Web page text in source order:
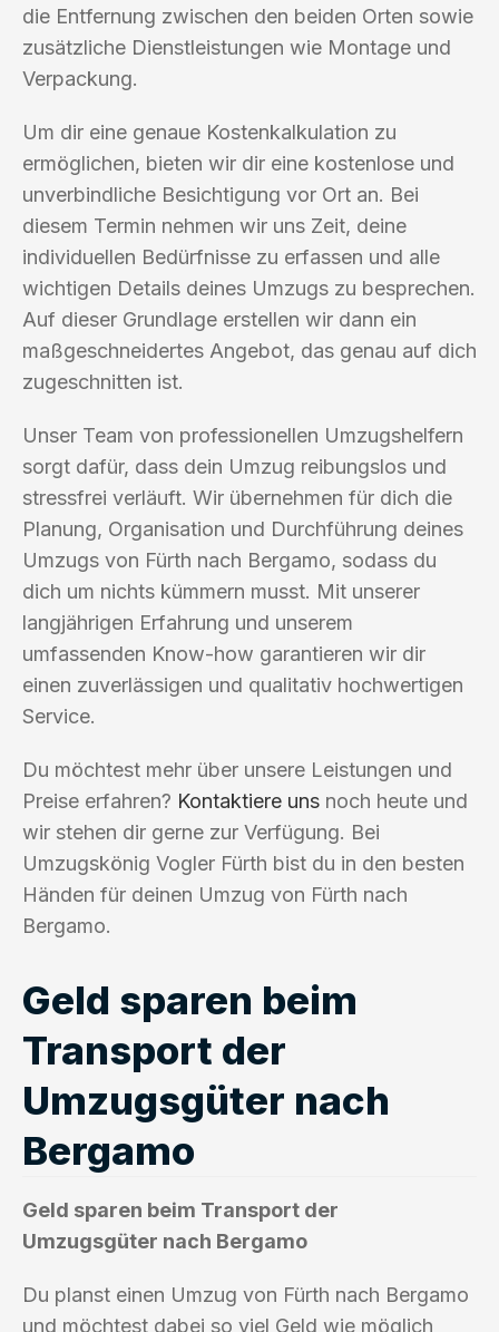
die Entfernung zwischen den beiden Orten sowie
zusätzliche Dienstleistungen wie Montage und
Verpackung.
Um dir eine genaue Kostenkalkulation zu
ermöglichen, bieten wir dir eine kostenlose und
unverbindliche Besichtigung vor Ort an. Bei
diesem Termin nehmen wir uns Zeit, deine
individuellen Bedürfnisse zu erfassen und alle
wichtigen Details deines Umzugs zu besprechen.
Auf dieser Grundlage erstellen wir dann ein
maßgeschneidertes Angebot, das genau auf dich
zugeschnitten ist.
Unser Team von professionellen Umzugshelfern
sorgt dafür, dass dein Umzug reibungslos und
stressfrei verläuft. Wir übernehmen für dich die
Planung, Organisation und Durchführung deines
Umzugs von Fürth nach Bergamo, sodass du
dich um nichts kümmern musst. Mit unserer
langjährigen Erfahrung und unserem
umfassenden Know-how garantieren wir dir
einen zuverlässigen und qualitativ hochwertigen
Service.
Du möchtest mehr über unsere Leistungen und
Preise erfahren? Kontaktiere uns noch heute und
wir stehen dir gerne zur Verfügung. Bei
Umzugskönig Vogler Fürth bist du in den besten
Händen für deinen Umzug von Fürth nach
Bergamo.
Geld sparen beim
Transport der
Umzugsgüter nach
Bergamo
Geld sparen beim Transport der
Umzugsgüter nach Bergamo
Du planst einen Umzug von Fürth nach Bergamo
und möchtest dabei so viel Geld wie möglich